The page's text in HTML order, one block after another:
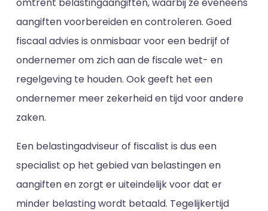
aangiften voorbereiden en controleren. Goed
fiscaal advies is onmisbaar voor een bedrijf of
ondernemer om zich aan de fiscale wet- en
regelgeving te houden. Ook geeft het een
ondernemer meer zekerheid en tijd voor andere
zaken.
Een belastingadviseur of fiscalist is dus een
specialist op het gebied van belastingen en
aangiften en zorgt er uiteindelijk voor dat er
minder belasting wordt betaald. Tegelijkertijd